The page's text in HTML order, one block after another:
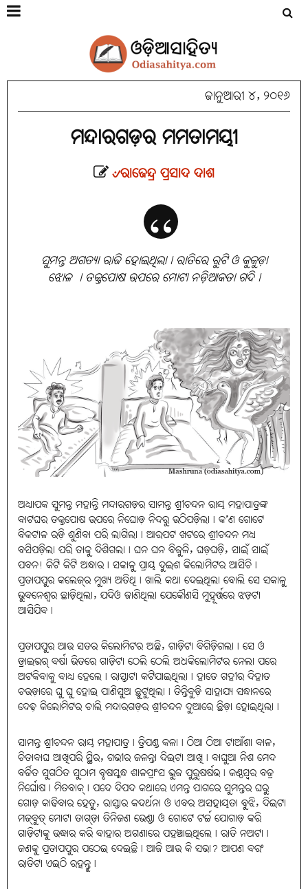
ଜାନୁଆରୀ ୪, ୨୦୧୬
ମନ୍ଦାରଗଡ଼ର ମମତାମୟୀ
୰ରାଜେନ୍ଦ୍ର ପ୍ରସାଦ ଦାଶ
ସୁମନ୍ତ ଅଗତ୍ୟା ରାଜି ହୋଇଥିଲା। ରାତିରେ ରୁଟି ଓ କୁକୁଡ଼ା
ଝୋଳ । ତକ୍ତପୋଷ ଉପରେ ମୋଟା ନଡ଼ିଆକତା ଗଦି।
ଅଧ୍ୟାପକ ସୁମନ୍ତ ମହାନ୍ତି ମନ୍ଦାରଗଡ଼ର ସାମନ୍ତ ଶ୍ରୀଚନ୍ଦନ ରାୟ ମହାପାତ୍ରଙ୍କ
ବାଟଘର ତକ୍ତପୋଷ ଉପରେ ନିଘୋଡ଼ ନିଦରୁ ଉଠିପଡ଼ିଲା। କ’ଣ ଗୋଟେ
ବିକଟାଳ ରଡ଼ି ଶୁଣିବା ପରି ଲାଗିଲା। ଆରପଟ ଖଟରେ ଶ୍ରୀଚନ୍ଦନ ମଧ୍ୟ
ବସିପଡ଼ିଲା ପରି ତାକୁ ଦିଶିଗଲା। ଘନ ଘନ ବିଜୁଳି, ଘଡ଼ଘଡ଼ି, ସାଇଁ ସାଇଁ
ପବନ! କିଟି କିଟି ଅନ୍ଧାର। ସକାଳୁ ପ୍ରାୟ ଦୁଇଶ କିଲୋମିଟର ଆସିଚି।
ପ୍ରତାପପୁର କଲେଜ୍‌ର ମୁଖ୍ୟ ଅତିଥି। ଖାଲି କଥା ଦେଇଥିଲା ବୋଲି ସେ ସକାଳୁ
ଭୁବନେଶ୍ୱର ଛାଡ଼ିଥିଲା, ଯଦିଓ ଜାଣିଥିଲା ଯେକୌଣସି ମୁହୂର୍ତ୍ତରେ ଝଡ଼ଟା
ଆସିଯିବ।
ପ୍ରତାପପୁର ଆଉ ସତର କିଲୋମିଟର ଅଛି, ଗାଡ଼ିଟା ବିଗିଡ଼ିଗଲା। ସେ ଓ
ଡ୍ରାଇଭର୍‌ ବର୍ଷା ଭିତରେ ଗାଡ଼ିଟା ଠେଲି ଠେଲି ଅଧକିଲୋମିଟର ନେଲା ପରେ
ଅଟକିବାକୁ ବାଧ୍ୟ ହେଲେ। ରାସ୍ତାଟା କଟିଯାଇଥିଲା। ହାତେ ଗହୀର ଦିହାତ
ଚଉଡ଼ାରେ ଘୁ ଘୁ ହୋଇ ପାଣିସୁଅ ଛୁଟୁଥିଲା। ତିନ୍ତିବୁଡ଼ି ସାହାଯ୍ୟ ସନ୍ଧାନରେ
ଦେଢ଼ କିଲୋମିଟର ଚାଲି ମନ୍ଦାରଗଡ଼ର ଶ୍ରୀଚନ୍ଦନ ଦୁଆରେ ଛିଡ଼ା ହୋଇଥିଲା।
ସାମନ୍ତ ଶ୍ରୀଚନ୍ଦନ ରାୟ ମହାପାତ୍ର। ତ୍ରିପଣ୍ଡ କଳା। ଠିଆ ଠିଆ ଟାଆଁଶା ବାଳ,
ଚିତାବାଘ ଆଖିପରି ସ୍ଥିର, ଗଭୀର ଜଳନ୍ତା ଦିଇଟା ଆଖି। ବାଘୁଆ ନିଶ ମେଦ
ବର୍ଜିତ ସୁଗଠିତ ସୁଠାମ ବୃଷସ୍କନ୍ଧ ଶାଳପ୍ରାଂସ ଭୁଜ ପୁରୁଷର୍ଷଭ। କଣ୍ଠସ୍ୱର ବଜ୍ର
ନିର୍ଘୋଷ। ମିତବାକ୍‌। ପଦେ ଦିପଦ କଥାରେ ଏମନ୍ତ ପାଗରେ ସୁମନ୍ତର ଘରୁ
ଗୋଡ଼ କାଢିବାର ହେତୁ, ରାସ୍ତାର କଦର୍ଥନା ଓ ଏବର ଅସହାୟତା ବୁଝି, ଦିଇଟା
ମଜ୍‌ବୁତ୍‌ ମୋଟା ତାଗ୍‌ଡ଼ା ତିନିଜଣ ଭେଣ୍ଡା ଓ ଗୋଟେ ଟର୍ଚ୍ଚ ଯୋଗାଡ଼ କରି
ଗାଡ଼ିଟାକୁ ଉଦ୍ଧାର କରି ବାହାର ଅଗଣାରେ ପହଞ୍ଚାଇଥିଲେ। ରାତି ନଅଟା।
ଜଣକୁ ପ୍ରତାପପୁର ପଠେଇ ଦେଇଛି। ଆଜି ଆଉ କି ସଭା? ଆପଣ ବରଂ
ରାତିଟା ଏଇଠି ରହନ୍ତୁ।